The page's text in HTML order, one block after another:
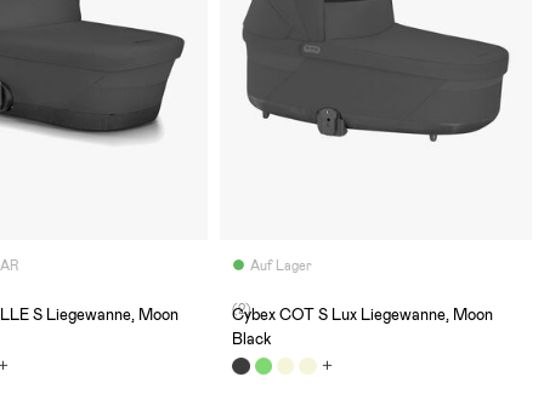
S Liegewanne, Moon
Auf Lager
(2)
Cybex COT S Lux Liegewanne, Moon
Black